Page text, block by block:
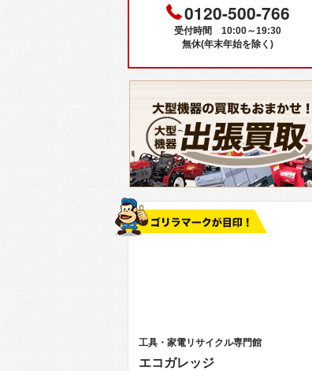
0120-500-766
受付時間 10:00～19:30
無休(年末年始を除く)
工具・家電リサイクル専門館
エコガレッジ